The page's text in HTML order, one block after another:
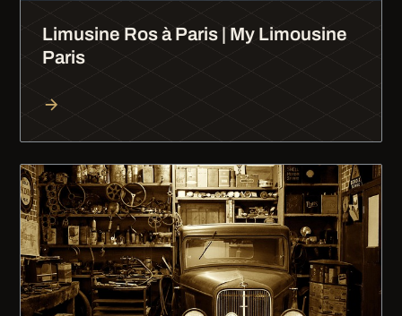
Limusine Ros à Paris | My Limousine
Paris